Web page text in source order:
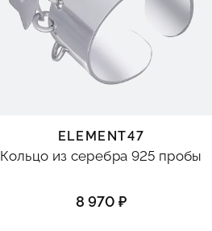
ELEMENT47
Кольцо из серебра 925 пробы
8 970 ₽